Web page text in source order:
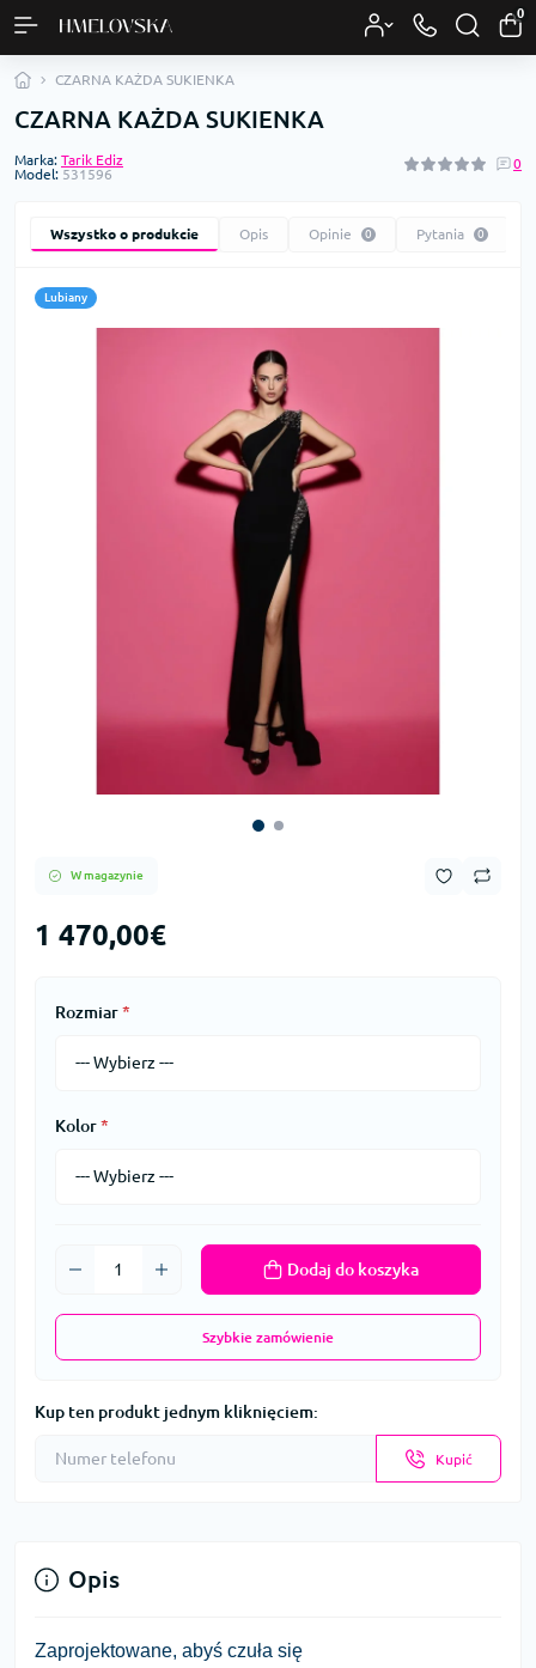
0
CZARNA KAŻDA SUKIENKA
CZARNA KAŻDA SUKIENKA
Marka: Tarik Ediz
Model: 531596
0
Wszystko o produkcie Opis Opinie 0 Pytania 0
Lubiany
W magazynie
1 470,00€
Rozmiar*
Kolor*
Dodaj do koszyka
Szybkie zamówienie
Kup ten produkt jednym kliknięciem:
Kupić
Opis
Zaprojektowane, abyś czuła się